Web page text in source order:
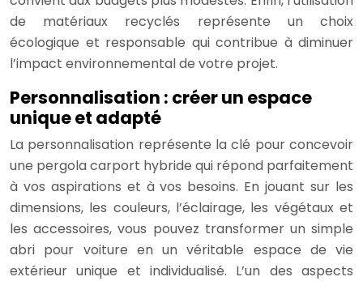
de matériaux recyclés représente un choix
écologique et responsable qui contribue à diminuer
l’impact environnemental de votre projet.
Personnalisation : créer un espace
unique et adapté
La personnalisation représente la clé pour concevoir
une pergola carport hybride qui répond parfaitement
à vos aspirations et à vos besoins. En jouant sur les
dimensions, les couleurs, l’éclairage, les végétaux et
les accessoires, vous pouvez transformer un simple
abri pour voiture en un véritable espace de vie
extérieur unique et individualisé. L’un des aspects